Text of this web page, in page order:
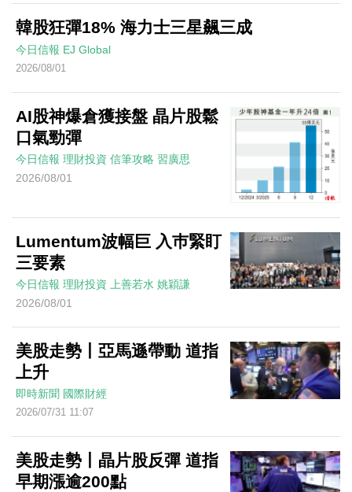
韓股狂彈18% 海力士三星飆三成
今日信報 EJ Global
2026/08/01
AI股神爆倉獲接盤 晶片股鬆
口氣勁彈
今日信報 理財投資 信筆攻略 習廣思
2026/08/01
Lumentum波幅巨 入巿緊盯
三要素
今日信報 理財投資 上善若水 姚穎謙
2026/08/01
美股走勢丨亞馬遜帶動 道指
上升
即時新聞 國際財經
2026/07/31 11:07
美股走勢丨晶片股反彈 道指
早期漲逾200點